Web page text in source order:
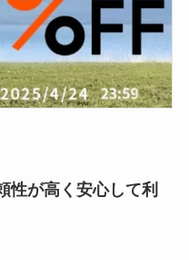
性が高く安心して利